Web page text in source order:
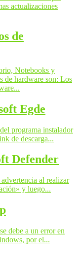
actualizaciones
de
Notebooks y
de hardware son: Los
Egde
programa instalador
de descarga...
Defender
al realizar
y luego...
debe a un error en
por el...